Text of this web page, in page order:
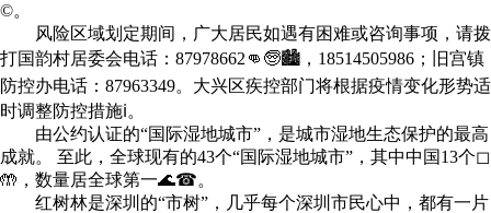
©。
风险区域划定期间，广大居民如遇有困难或咨询事项，请拨
打国韵村居委会电话：87978662👊🧓🏙，18514505986；旧宫镇
防控办电话：87963349。大兴区疾控部门将根据疫情变化形势适
时调整防控措施ℹ。
由公约认证的“国际湿地城市”，是城市湿地生态保护的最高
成就。 至此，全球现有的43个“国际湿地城市”，其中中国13个◻
🤲，数量居全球第一🌊☎。
红树林是深圳的“市树”，几乎每个深圳市民心中，都有一片